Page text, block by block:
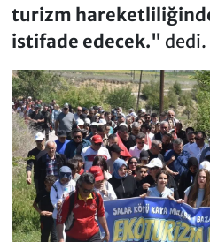
turizm
istifade edecek." dedi.